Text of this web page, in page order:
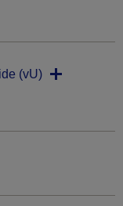
(vU)